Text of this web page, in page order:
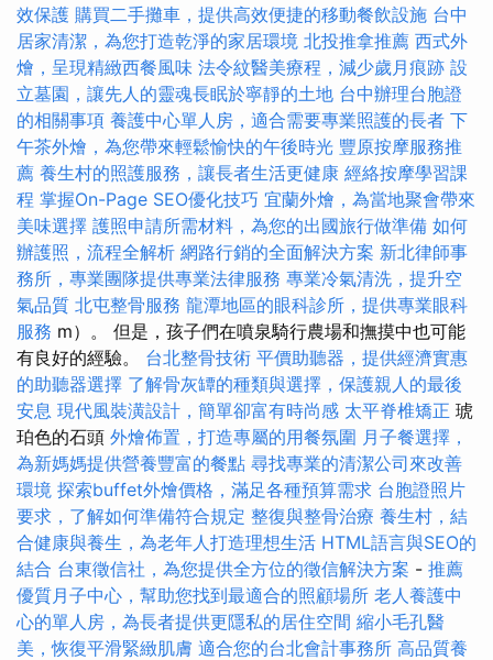
效保護 購買二手攤車，提供高效便捷的移動餐飲設施 台中
居家清潔，為您打造乾淨的家居環境 北投推拿推薦 西式外
燴，呈現精緻西餐風味 法令紋醫美療程，減少歲月痕跡 設
立墓園，讓先人的靈魂長眠於寧靜的土地 台中辦理台胞證
的相關事項 養護中心單人房，適合需要專業照護的長者 下
午茶外燴，為您帶來輕鬆愉快的午後時光 豐原按摩服務推
薦 養生村的照護服務，讓長者生活更健康 經絡按摩學習課
程 掌握On-Page SEO優化技巧 宜蘭外燴，為當地聚會帶來
美味選擇 護照申請所需材料，為您的出國旅行做準備 如何
辦護照，流程全解析 網路行銷的全面解決方案 新北律師事
務所，專業團隊提供專業法律服務 專業冷氣清洗，提升空
氣品質 北屯整骨服務 龍潭地區的眼科診所，提供專業眼科
服務 m）。 但是，孩子們在噴泉騎行農場和撫摸中也可能
有良好的經驗。 台北整骨技術 平價助聽器，提供經濟實惠
的助聽器選擇 了解骨灰罈的種類與選擇，保護親人的最後
安息 現代風裝潢設計，簡單卻富有時尚感 太平脊椎矯正 琥
珀色的石頭 外燴佈置，打造專屬的用餐氛圍 月子餐選擇，
為新媽媽提供營養豐富的餐點 尋找專業的清潔公司來改善
環境 探索buffet外燴價格，滿足各種預算需求 台胞證照片
要求，了解如何準備符合規定 整復與整骨治療 養生村，結
合健康與養生，為老年人打造理想生活 HTML語言與SEO的
結合 台東徵信社，為您提供全方位的徵信解決方案 - 推薦
優質月子中心，幫助您找到最適合的照顧場所 老人養護中
心的單人房，為長者提供更隱私的居住空間 縮小毛孔醫
美，恢復平滑緊緻肌膚 適合您的台北會計事務所 高品質養